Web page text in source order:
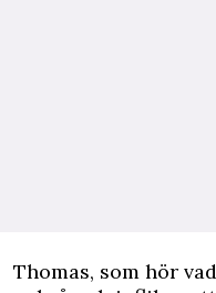
Thomas, som hör